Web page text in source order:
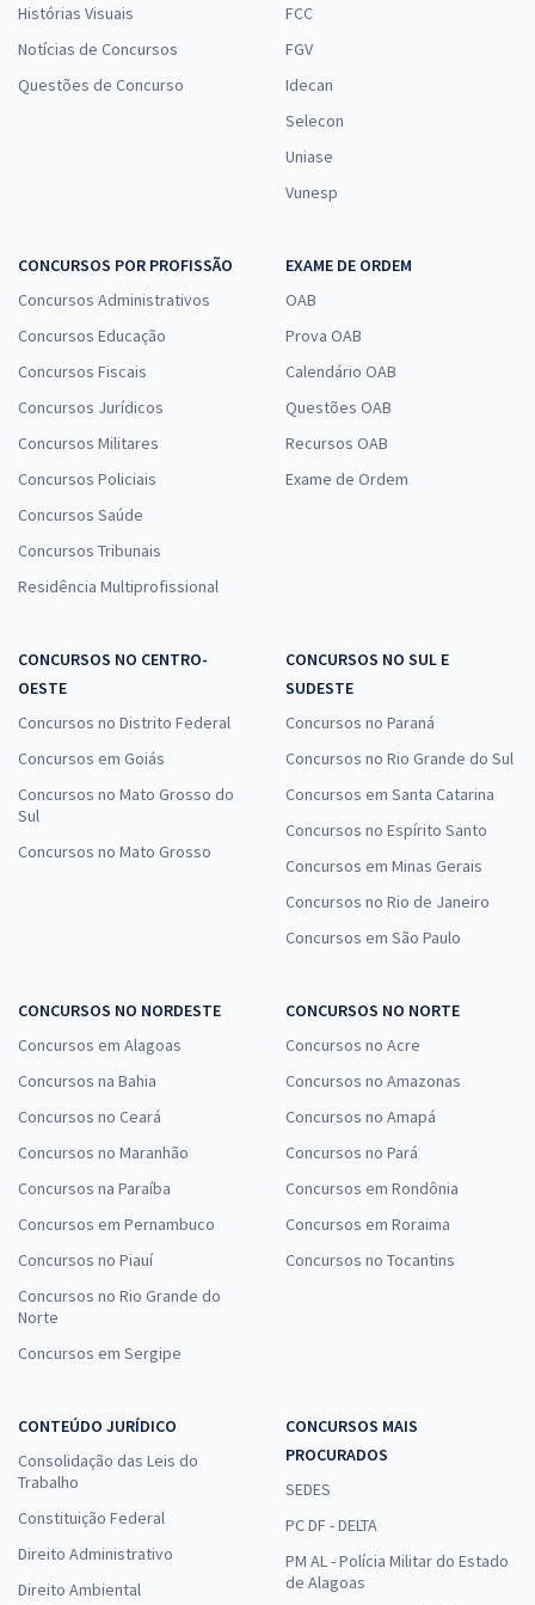
Histórias Visuais
Notícias de Concursos
Questões de Concurso
FCC
FGV
Idecan
Selecon
Uniase
Vunesp
CONCURSOS POR PROFISSÃO
Concursos Administrativos
Concursos Educação
Concursos Fiscais
Concursos Jurídicos
Concursos Militares
Concursos Policiais
Concursos Saúde
Concursos Tribunais
Residência Multiprofissional
EXAME DE ORDEM
OAB
Prova OAB
Calendário OAB
Questões OAB
Recursos OAB
Exame de Ordem
CONCURSOS NO CENTRO-
OESTE
Concursos no Distrito Federal
Concursos em Goiás
Concursos no Mato Grosso do
Sul
Concursos no Mato Grosso
CONCURSOS NO SUL E
SUDESTE
Concursos no Paraná
Concursos no Rio Grande do Sul
Concursos em Santa Catarina
Concursos no Espírito Santo
Concursos em Minas Gerais
Concursos no Rio de Janeiro
Concursos em São Paulo
CONCURSOS NO NORDESTE
Concursos em Alagoas
Concursos na Bahia
Concursos no Ceará
Concursos no Maranhão
Concursos na Paraíba
Concursos em Pernambuco
Concursos no Piauí
Concursos no Rio Grande do
Norte
Concursos em Sergipe
CONCURSOS NO NORTE
Concursos no Acre
Concursos no Amazonas
Concursos no Amapá
Concursos no Pará
Concursos em Rondônia
Concursos em Roraima
Concursos no Tocantins
CONTEÚDO JURÍDICO
Consolidação das Leis do
Trabalho
Constituição Federal
Direito Administrativo
Direito Ambiental
CONCURSOS MAIS
PROCURADOS
SEDES
PC DF - DELTA
PM AL - Polícia Militar do Estado
de Alagoas